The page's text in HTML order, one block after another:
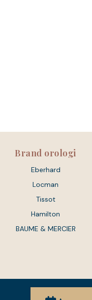
Brand orologi
Eberhard
Locman
Tissot
Hamilton
BAUME & MERCIER